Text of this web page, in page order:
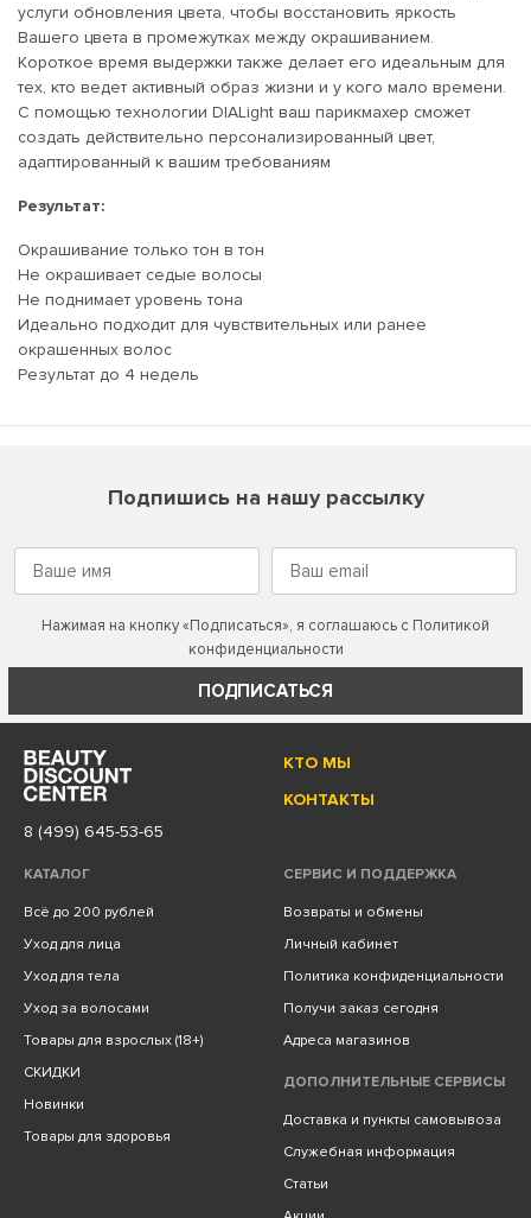
услуги обновления цвета, чтобы восстановить яркость
Вашего цвета в промежутках между окрашиванием.
Короткое время выдержки также делает его идеальным для
тех, кто ведет активный образ жизни и у кого мало времени.
С помощью технологии DIALight ваш парикмахер сможет
создать действительно персонализированный цвет,
адаптированный к вашим требованиям
Результат:
Окрашивание только тон в тон
Не окрашивает седые волосы
Не поднимает уровень тона
Идеально подходит для чувствительных или ранее
окрашенных волос
Результат до 4 недель
Подпишись на нашу рассылку
Нажимая на кнопку «Подписаться», я соглашаюсь с Политикой
конфиденциальности
ПОДПИСАТЬСЯ
КТО МЫ
КОНТАКТЫ
8 (499) 645-53-65
КАТАЛОГ
Всё до 200 рублей
Уход для лица
Уход для тела
Уход за волосами
Товары для взрослых (18+)
СКИДКИ
Новинки
Товары для здоровья
СЕРВИС И ПОДДЕРЖКА
Возвраты и обмены
Личный кабинет
Политика конфиденциальности
Получи заказ сегодня
Адреса магазинов
ДОПОЛНИТЕЛЬНЫЕ СЕРВИСЫ
Доставка и пункты самовывоза
Служебная информация
Статьи